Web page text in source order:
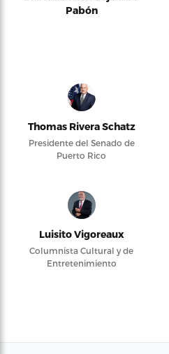
Pabón
Thomas Rivera Schatz
Presidente del Senado de
Puerto Rico
Luisito Vigoreaux
Columnista Cultural y de
Entretenimiento